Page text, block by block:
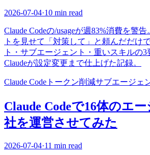
2026-07-04·10 min read
Claude Codeの/usageが週83%消費を警
トを見せて「対策して」と頼んだだけ
ト・サブエージェント・重いスキルの3
Claudeが設定変更まで仕上げた記録。
Claude Code トークン削減サブエージェ
Claude Codeで16体のエ
社を運営させてみた
2026-07-04·11 min read